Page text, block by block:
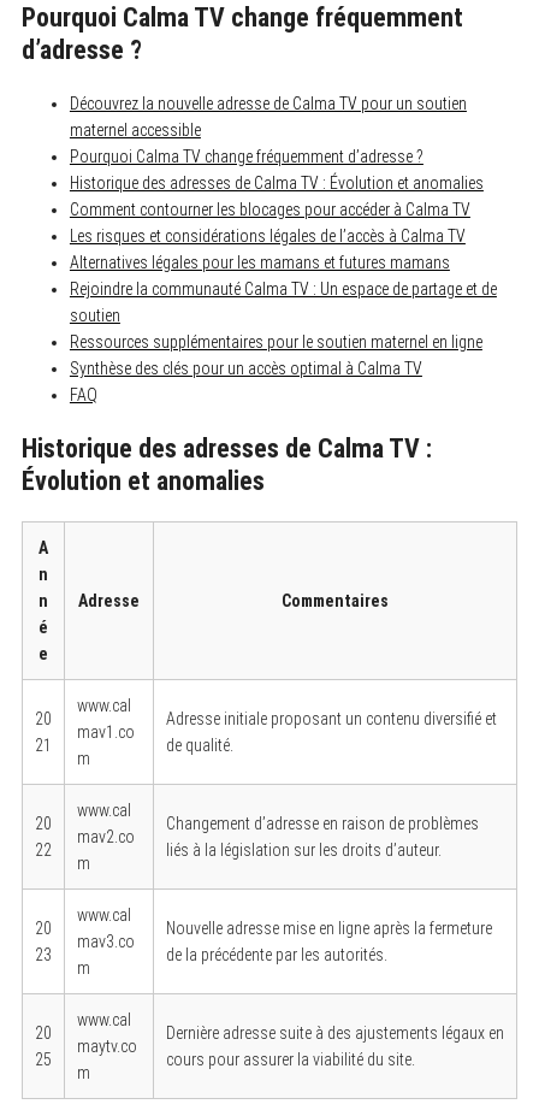
Pourquoi Calma TV change fréquemment
d’adresse ?
Découvrez la nouvelle adresse de Calma TV pour un soutien
maternel accessible
Pourquoi Calma TV change fréquemment d’adresse ?
Historique des adresses de Calma TV : Évolution et anomalies
Comment contourner les blocages pour accéder à Calma TV
Les risques et considérations légales de l’accès à Calma TV
Alternatives légales pour les mamans et futures mamans
Rejoindre la communauté Calma TV : Un espace de partage et de
soutien
Ressources supplémentaires pour le soutien maternel en ligne
Synthèse des clés pour un accès optimal à Calma TV
FAQ
Historique des adresses de Calma TV :
Évolution et anomalies
A
n
n
é
e
Adresse Commentaires
20
21
www.cal
mav1.co
m
Adresse initiale proposant un contenu diversifié et
de qualité.
20
22
www.cal
mav2.co
m
Changement d’adresse en raison de problèmes
liés à la législation sur les droits d’auteur.
20
23
www.cal
mav3.co
m
Nouvelle adresse mise en ligne après la fermeture
de la précédente par les autorités.
20
25
www.cal
maytv.co
m
Dernière adresse suite à des ajustements légaux en
cours pour assurer la viabilité du site.